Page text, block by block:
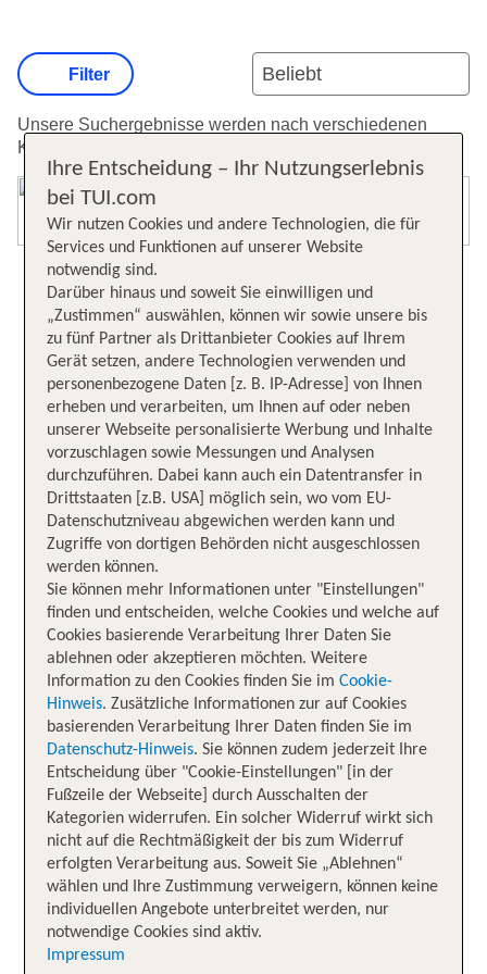
Unsere Suchergebnisse werden nach verschiedenen
Kriterien sortiert.
Filter
Ihre Entscheidung – Ihr Nutzungserlebnis
bei TUI.com
Wir nutzen Cookies und andere Technologien, die für
Services und Funktionen auf unserer Website
notwendig sind.
Darüber hinaus und soweit Sie einwilligen und
„Zustimmen“ auswählen, können wir sowie unsere bis
zu fünf Partner als Drittanbieter Cookies auf Ihrem
Gerät setzen, andere Technologien verwenden und
personenbezogene Daten [z. B. IP-Adresse] von Ihnen
erheben und verarbeiten, um Ihnen auf oder neben
unserer Webseite personalisierte Werbung und Inhalte
vorzuschlagen sowie Messungen und Analysen
durchzuführen. Dabei kann auch ein Datentransfer in
Drittstaaten [z.B. USA] möglich sein, wo vom EU-
Datenschutzniveau abgewichen werden kann und
Zugriffe von dortigen Behörden nicht ausgeschlossen
werden können.
Sie können mehr Informationen unter "Einstellungen"
finden und entscheiden, welche Cookies und welche auf
Cookies basierende Verarbeitung Ihrer Daten Sie
ablehnen oder akzeptieren möchten. Weitere
Information zu den Cookies finden Sie im Cookie-
Hinweis. Zusätzliche Informationen zur auf Cookies
basierenden Verarbeitung Ihrer Daten finden Sie im
Datenschutz-Hinweis. Sie können zudem jederzeit Ihre
Entscheidung über "Cookie-Einstellungen" [in der
Fußzeile der Webseite] durch Ausschalten der
Kategorien widerrufen. Ein solcher Widerruf wirkt sich
nicht auf die Rechtmäßigkeit der bis zum Widerruf
erfolgten Verarbeitung aus. Soweit Sie „Ablehnen“
wählen und Ihre Zustimmung verweigern, können keine
individuellen Angebote unterbreitet werden, nur
notwendige Cookies sind aktiv.
Impressum